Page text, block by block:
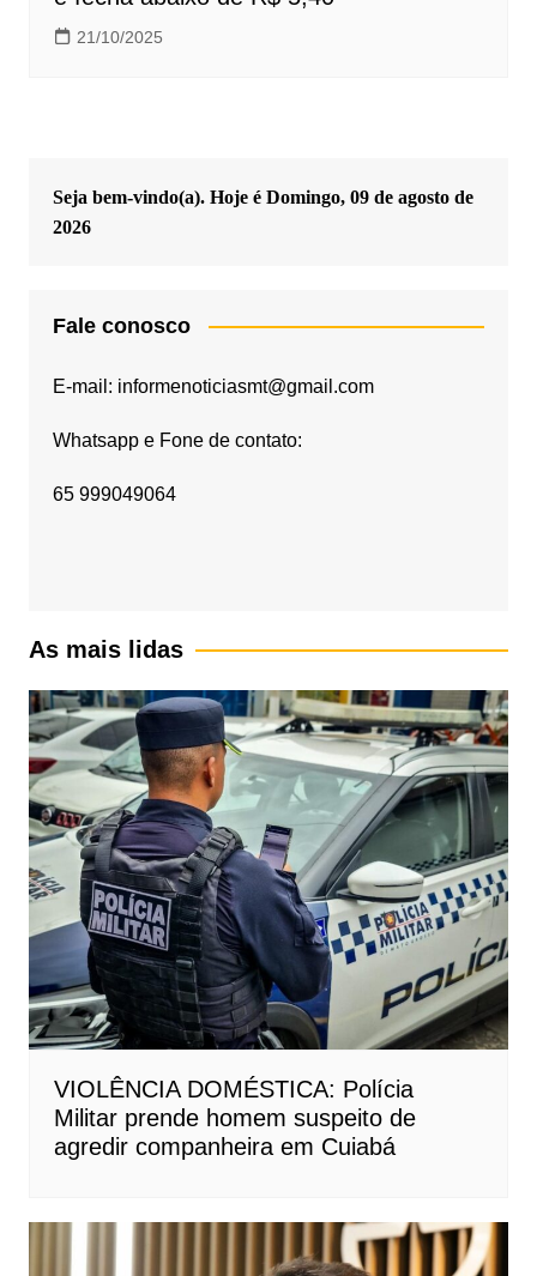
21/10/2025
Seja bem-vindo(a). Hoje é Domingo, 09 de agosto de
2026
Fale conosco
E-mail: informenoticiasmt@gmail.com
Whatsapp e Fone de contato:
65 999049064
As mais lidas
VIOLÊNCIA DOMÉSTICA: Polícia
Militar prende homem suspeito de
agredir companheira em Cuiabá